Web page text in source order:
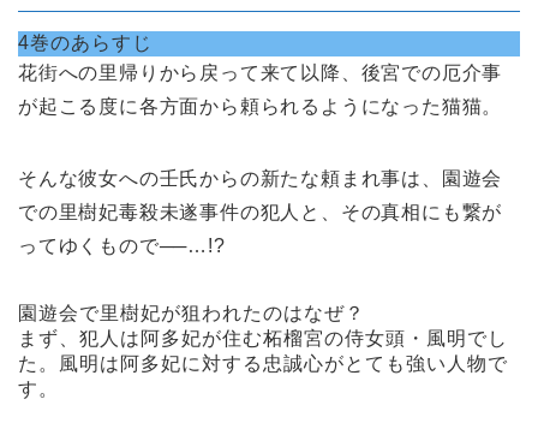
4巻のあらすじ
花街への里帰りから戻って来て以降、後宮での厄介事
が起こる度に各方面から頼られるようになった猫猫。
そんな彼女への壬氏からの新たな頼まれ事は、園遊会
での里樹妃毒殺未遂事件の犯人と、その真相にも繋が
ってゆくもので──…!?
園遊会で里樹妃が狙われたのはなぜ？
まず、犯人は阿多妃が住む柘榴宮の侍女頭・風明でし
た。風明は阿多妃に対する忠誠心がとても強い人物で
す。